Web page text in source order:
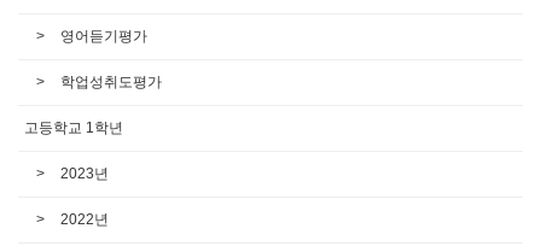
영어듣기평가
학업성취도평가
고등학교 1학년
2023년
2022년